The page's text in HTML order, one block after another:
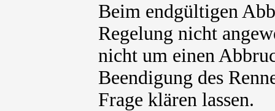
Beim endgültigen
Regelung nicht
nicht um einen
Beendigung des
Frage klären lassen.